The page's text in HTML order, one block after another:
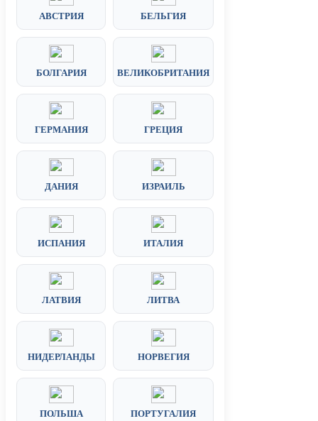
АВСТРИЯ БЕЛЬГИЯ
БОЛГАРИЯ ВЕЛИКОБРИТАНИЯ
ГЕРМАНИЯ ГРЕЦИЯ
ДАНИЯ ИЗРАИЛЬ
ИСПАНИЯ ИТАЛИЯ
ЛАТВИЯ ЛИТВА
НИДЕРЛАНДЫ НОРВЕГИЯ
ПОЛЬША ПОРТУГАЛИЯ